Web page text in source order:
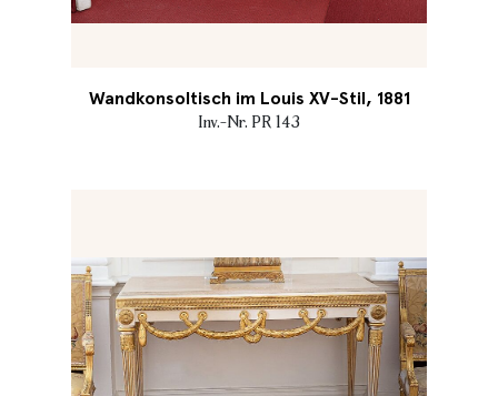
Wandkonsoltisch im Louis XV-Stil, 1881
Inv.-Nr. PR 143